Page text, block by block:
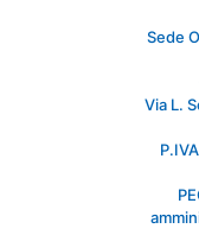
Sede
Via L.